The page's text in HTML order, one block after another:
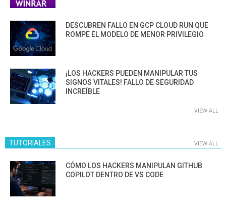
DESCUBREN FALLO EN GCP CLOUD RUN QUE
ROMPE EL MODELO DE MENOR PRIVILEGIO
¡LOS HACKERS PUEDEN MANIPULAR TUS
SIGNOS VITALES! FALLO DE SEGURIDAD
INCREÍBLE
VIEW ALL
TUTORIALES VIEW ALL
CÓMO LOS HACKERS MANIPULAN GITHUB
COPILOT DENTRO DE VS CODE